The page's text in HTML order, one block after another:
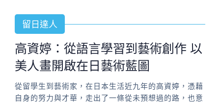
留日達人
高資婷：從語言學習到藝術創作 以
美人畫開啟在日藝術藍圖
從留學生到藝術家，在日本生活近九年的高資婷，憑藉
自身的努力與才華，走出了一條從未預想過的路，也意